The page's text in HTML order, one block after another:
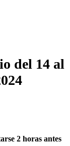
del 14 al
2 horas antes